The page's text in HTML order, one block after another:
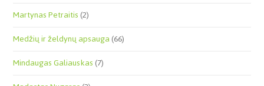
Martynas Petraitis(2)
Medžių ir želdynų apsauga(66)
Mindaugas Galiauskas(7)